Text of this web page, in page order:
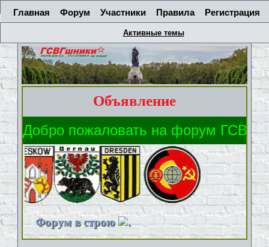
Главная Форум Участники Правила Регистрация
Активные темы
Объявление
Форум в строю .